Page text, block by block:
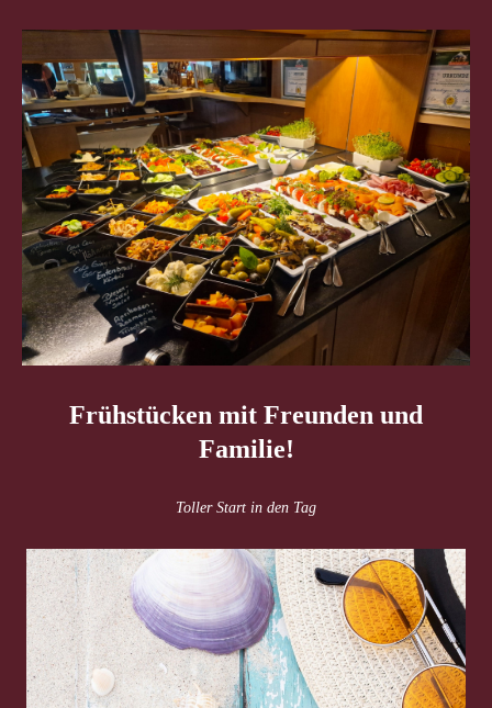
Frühstücken mit Freunden und
Familie!
Toller Start in den Tag